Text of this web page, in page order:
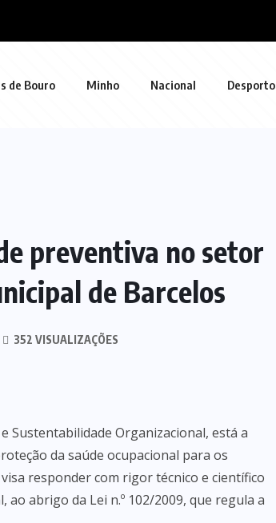
de Bouro Minho Nacional Desporto
preventiva no setor
de Barcelos
352 VISUALIZAÇÕES
Sustentabilidade Organizacional, está a
da saúde ocupacional para os
responder com rigor técnico e científico
abrigo da Lei n.º 102/2009, que regula a